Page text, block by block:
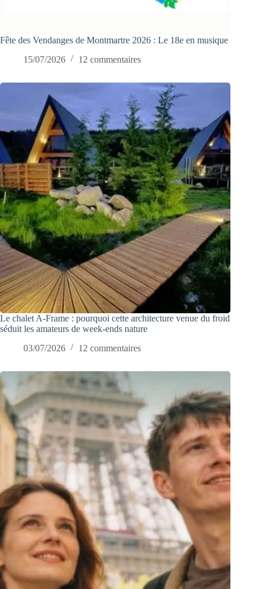
Fête des Vendanges de Montmartre 2026 : Le 18e en musique
15/07/2026
12 commentaires
Le chalet A-Frame : pourquoi cette architecture venue du froid
séduit les amateurs de week-ends nature
03/07/2026
12 commentaires